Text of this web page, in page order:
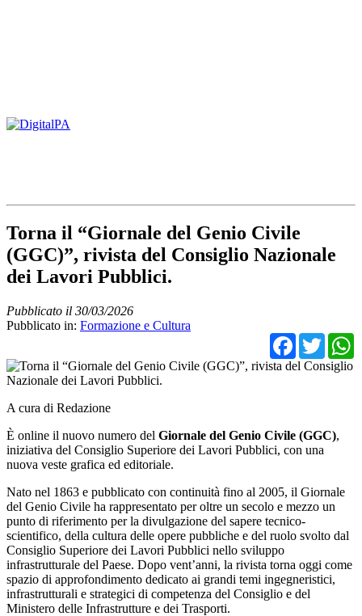
Torna il “Giornale del Genio Civile
(GGC)”, rivista del Consiglio Nazionale
dei Lavori Pubblici.
Pubblicato il 30/03/2026
Pubblicato in: Formazione e Cultura
A cura di Redazione
È online il nuovo numero del Giornale del Genio Civile (GGC),
iniziativa del Consiglio Superiore dei Lavori Pubblici, con una
nuova veste grafica ed editoriale.
Nato nel 1863 e pubblicato con continuità fino al 2005, il Giornale
del Genio Civile ha rappresentato per oltre un secolo e mezzo un
punto di riferimento per la divulgazione del sapere tecnico-
scientifico, della cultura delle opere pubbliche e del ruolo svolto dal
Consiglio Superiore dei Lavori Pubblici nello sviluppo
infrastrutturale del Paese. Dopo vent’anni, la rivista torna oggi come
spazio di approfondimento dedicato ai grandi temi ingegneristici,
infrastrutturali e strategici di competenza del Consiglio e del
Ministero delle Infrastrutture e dei Trasporti.